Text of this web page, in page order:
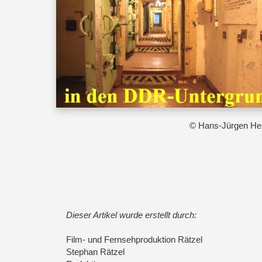
© Hans-Jürgen
Dieser Artikel wurde erstellt durch:
Film- und Fernsehproduktion Rätzel
Stephan Rätzel